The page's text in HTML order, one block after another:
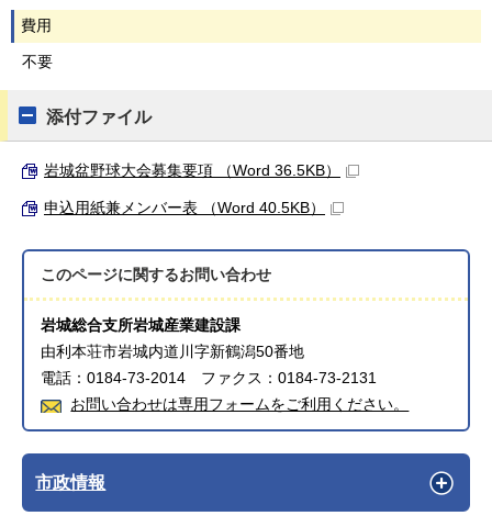
費用
不要
添付ファイル
岩城盆野球大会募集要項 （Word 36.5KB）
申込用紙兼メンバー表 （Word 40.5KB）
このページに関するお問い合わせ
岩城総合支所岩城産業建設課
由利本荘市岩城内道川字新鶴潟50番地
電話：0184-73-2014 ファクス：0184-73-2131
お問い合わせは専用フォームをご利用ください。
市政情報